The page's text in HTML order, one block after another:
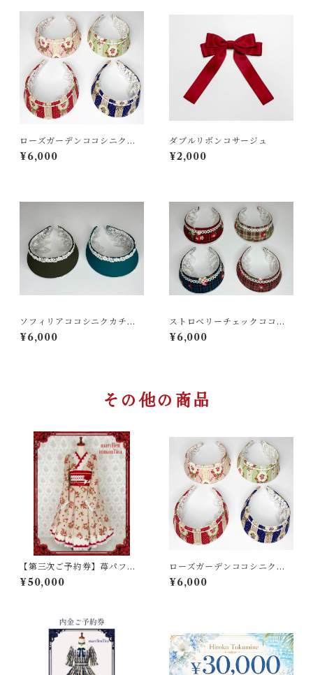
ローズガーデンココシニクカ
チューシャ
¥6,000
ダブルリボンコサージュ
¥2,000
ソフィリアココシニクカチュ
ーシャ
¥6,000
ストロベリーチェックココシ
ニクカチューシャ
¥6,000
その他の商品
【第三次ご予約券】苺パフェ
ワンピース（赤、桃色）
¥50,000
ローズガーデンココシニクカ
チューシャ
¥6,000